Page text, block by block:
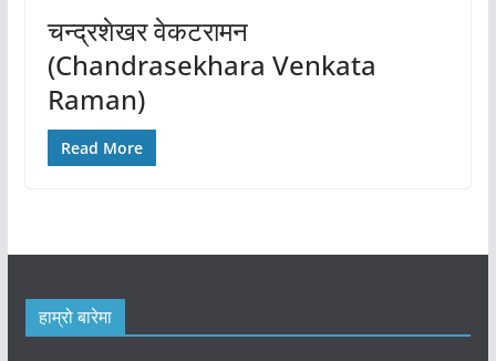
चन्द्रशेखर वेकटरामन
(Chandrasekhara Venkata
Raman)
Read More
हाम्रो बारेमा